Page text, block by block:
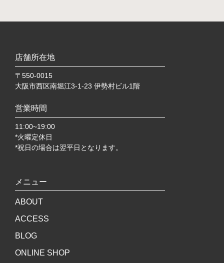
店舗所在地
〒550-0015
大阪市西区南堀江3-1-23 伊勢村ビル1階
営業時間
11:00~19:00
*火曜定休日
*祝日の場合は翌平日となります。
メニュー
ABOUT
ACCESS
BLOG
ONLINE SHOP